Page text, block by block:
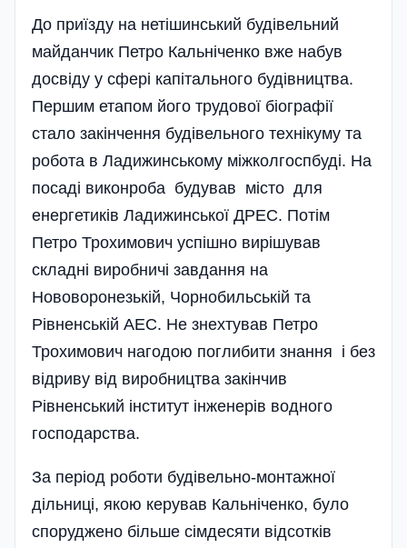
До приїзду на нетішинський будівельний
майданчик Петро Кальніченко вже набув
досві­ду у сфері капітального будівництва.
Першим етапом його трудової біографії
стало закінчення будівельного технікуму та
робота в Ладижинському міжколгоспбуді. На
посаді виконроба будував місто для
енергетиків Ладижинської ДРЕС. Потім
Петро Трохимович успішно вирішував
складні виробничі завдання на
Нововоронезькій, Чорнобильській та
Рівненській АЕС. Не знехтував Петро
Трохимович нагодою поглибити знання і без
відриву від виробництва закінчив
Рівненський інститут інженерів водного
господарства.
За період роботи будівельно-монтажної
дільниці, якою керував Кальніченко, було
спору­джено більше сімдесяти відсотків